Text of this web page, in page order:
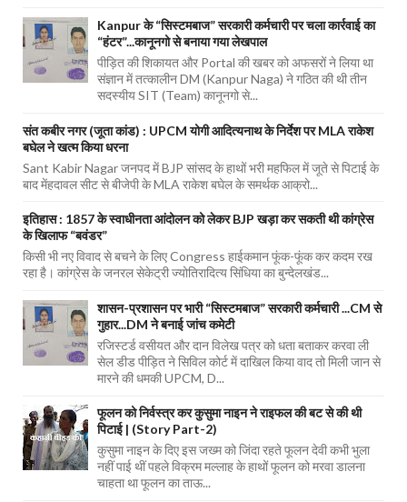
Kanpur के “सिस्टमबाज” सरकारी कर्मचारी पर चला कार्रवाई का
“हंटर”...कानूनगो से बनाया गया लेखपाल
पीड़ित की शिकायत और Portal की खबर को अफसरों ने लिया था
संज्ञान में तत्कालीन DM (Kanpur Naga) ने गठित की थी तीन
सदस्यीय SIT (Team) कानूनगो से...
संत कबीर नगर (जूता कांड) : UPCM योगी आदित्यनाथ के निर्देश पर MLA राकेश
बघेल ने खत्म किया धरना
Sant Kabir Nagar जनपद में BJP सांसद के हाथों भरी महफिल में जूते से पिटाई के
बाद मेंहदावल सीट से बीजेपी के MLA राकेश बघेल के समर्थक आक्रो...
इतिहास : 1857 के स्वाधीनता आंदोलन को लेकर BJP खड़ा कर सकती थी कांग्रेस
के खिलाफ “बवंडर”
किसी भी नए विवाद से बचने के लिए Congress हाईकमान फूंक-फूंक कर कदम रख
रहा है। कांग्रेस के जनरल सेकेट्री ज्योतिरादित्य सिंधिया का बुन्देलखंड...
शासन-प्रशासन पर भारी “सिस्टमबाज” सरकारी कर्मचारी ...CM से
गुहार...DM ने बनाई जांच कमेटी
रजिस्टर्ड वसीयत और दान विलेख पत्र को धता बताकर करवा ली
सेल डीड पीड़ित ने सिविल कोर्ट में दाखिल किया वाद तो मिली जान से
मारने की धमकी UPCM, D...
फूलन को निर्वस्त्र कर कुसुमा नाइन ने राइफल की बट से की थी
पिटाई | (Story Part-2)
कुसुमा नाइन के दिए इस जख्म को जिंदा रहते फूलन देवी कभी भुला
नहीं पाई थीं पहले विक्रम मल्लाह के हाथों फूलन को मरवा डालना
चाहता था फूलन का ताऊ...